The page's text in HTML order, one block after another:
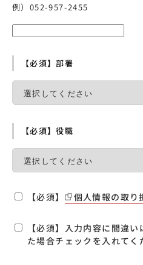
例）052-957-2455
【必須】部署
【必須】役職
【必須】 個人情報の取り
【必須】入力内容に間違
た場合チェックを入れてく